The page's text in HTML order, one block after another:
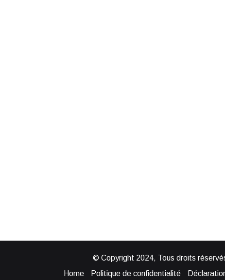
© Copyright 2024, Tous droits
Home
Politique de confidentialité